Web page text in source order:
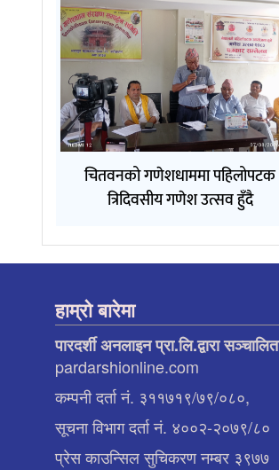
चितवनको गणेशधाममा पहिलोपटक
त्रिदिवसीय गणेश उत्सव हुँदै
हाम्रो बारेमा
पारदर्शी अनलाइन प्रा.लि.द्वारा सञ्चालित
pardarshionline.com
कम्पनी दर्ता नं. ३११७१९/७९/०८०,
सूचना विभाग दर्ता नं. ४००२-२०७९/८०
प्रेस काउन्सिल सुचिकरण नम्बर ३९७७